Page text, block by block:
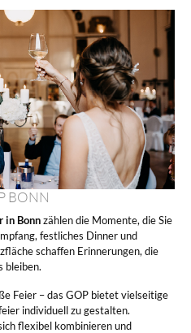
Konferenzen
BONN
in Bonnzählen die Momente, die Sie
festliches Dinner und
schaffen Erinnerungen, die
bleiben.
Feier – das GOP bietet vielseitige
individuell zu gestalten.
flexibel kombinieren und